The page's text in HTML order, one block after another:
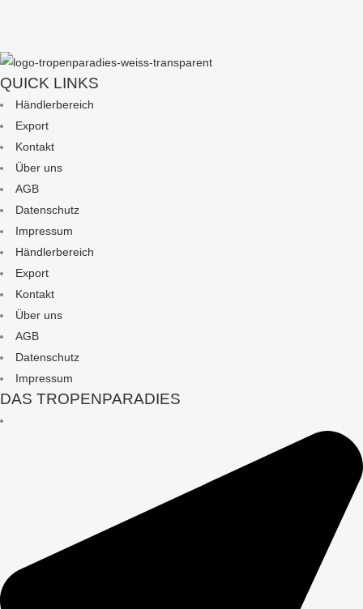
QUICK LINKS
Händlerbereich
Export
Kontakt
Über uns
AGB
Datenschutz
Impressum
Händlerbereich
Export
Kontakt
Über uns
AGB
Datenschutz
Impressum
DAS TROPENPARADIES